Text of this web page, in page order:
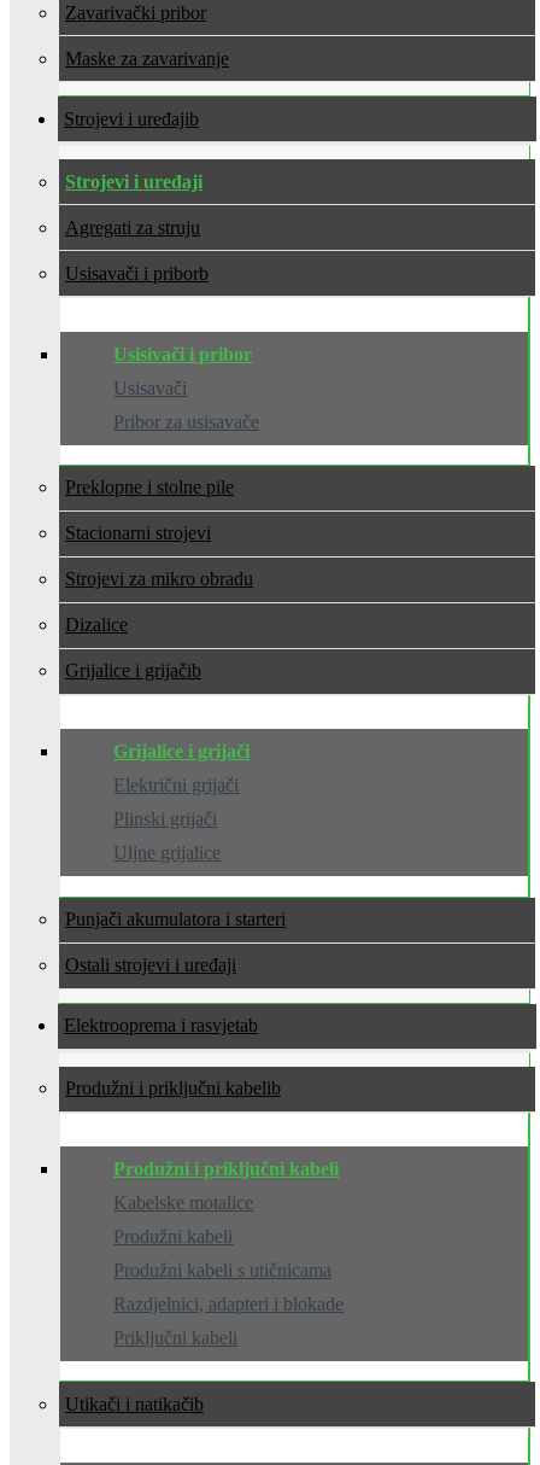
Zavarivački pribor
Maske za zavarivanje
Strojevi i uređaji
Strojevi i uređaji
Agregati za struju
Usisavači i pribor
Usisivači i pribor
Usisavači
Pribor za usisavače
Preklopne i stolne pile
Stacionarni strojevi
Strojevi za mikro obradu
Dizalice
Grijalice i grijači
Grijalice i grijači
Električni grijači
Plinski grijači
Uljne grijalice
Punjači akumulatora i starteri
Ostali strojevi i uređaji
Elektrooprema i rasvjeta
Produžni i priključni kabeli
Produžni i priključni kabeli
Kabelske motalice
Produžni kabeli
Produžni kabeli s utičnicama
Razdjelnici, adapteri i blokade
Priključni kabeli
Utikači i natikači